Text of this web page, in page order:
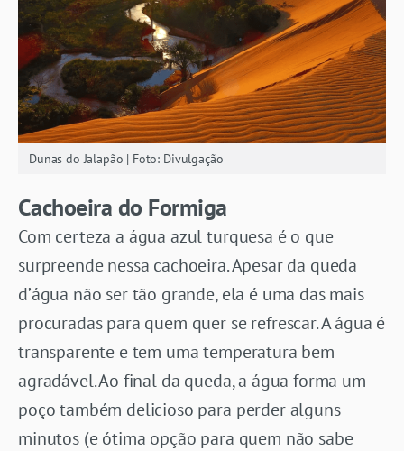
Dunas do Jalapão | Foto: Divulgação
Cachoeira do Formiga
Com certeza a água azul turquesa é o que
surpreende nessa cachoeira. Apesar da queda
d’água não ser tão grande, ela é uma das mais
procuradas para quem quer se refrescar. A água é
transparente e tem uma temperatura bem
agradável. Ao final da queda, a água forma um
poço também delicioso para perder alguns
minutos (e ótima opção para quem não sabe